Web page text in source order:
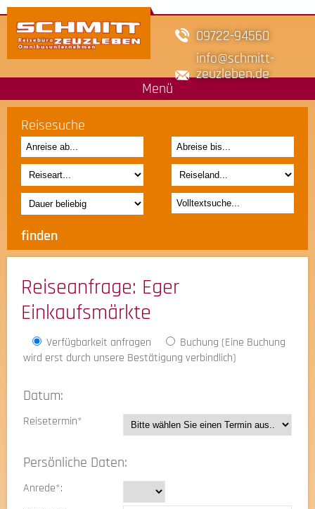
09722-94560
info schmitt-
zeuzleben.de
Menü
Reisesuche
Reiseanfrage: Eger
Einkaufsmärkte
Verfügbarkeit anfragen
Buchung (Eine Buchung
wird erst durch unsere Bestätigung verbindlich)
Datum:
Reisetermin*
Persönliche Daten:
Anrede*: